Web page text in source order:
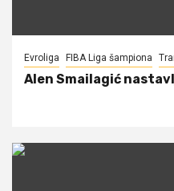
Evroliga FIBA Liga šampiona
Alen Smailagić